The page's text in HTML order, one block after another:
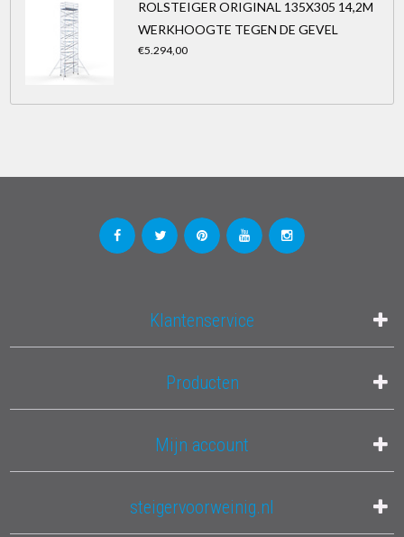
ROLSTEIGER ORIGINAL 135X305 14,2M
WERKHOOGTE TEGEN DE GEVEL
€5.294,00
Klantenservice
Producten
Mijn account
steigervoorweinig.nl